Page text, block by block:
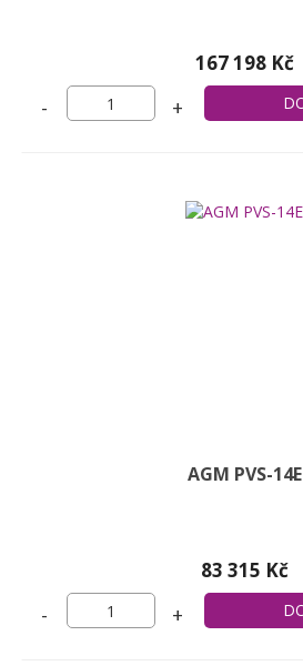
167 198 Kč
- +
AGM PVS-14E
83 315 Kč
- +